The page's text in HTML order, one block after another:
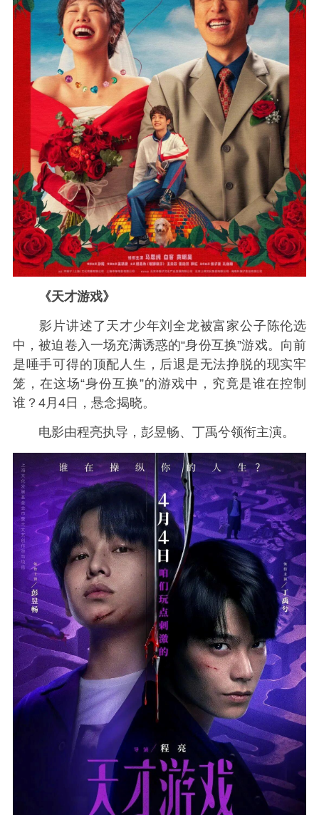
《天才游戏》
影片讲述了天才少年刘全龙被富家公子陈伦选
中，被迫卷入一场充满诱惑的“身份互换”游戏。向前
是唾手可得的顶配人生，后退是无法挣脱的现实牢
笼，在这场“身份互换”的游戏中，究竟是谁在控制
谁？4月4日，悬念揭晓。
电影由程亮执导，彭昱畅、丁禹兮领衔主演。